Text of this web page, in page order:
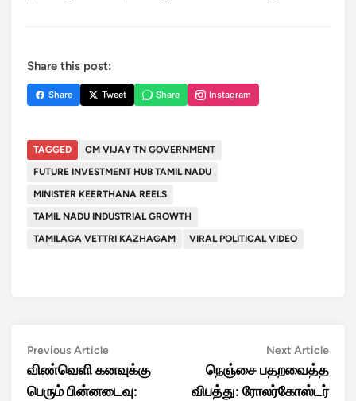
Share this post:
Share Tweet Share Instagram
TAGGED
CM VIJAY TN GOVERNMENT
FUTURE INVESTMENT HUB TAMIL NADU
MINISTER KEERTHANA REELS
TAMIL NADU INDUSTRIAL GROWTH
TAMILAGA VETTRI KAZHAGAM
VIRAL POLITICAL VIDEO
Post
navigation
Previous ArticlePrevious
article:
விண்வெளி கனவுக்கு
பெரும் பின்னடைவு:
Next ArticleNext
நெஞ்சை பதறவைத்த
விபத்து: ரோலர்கோஸ்டர்